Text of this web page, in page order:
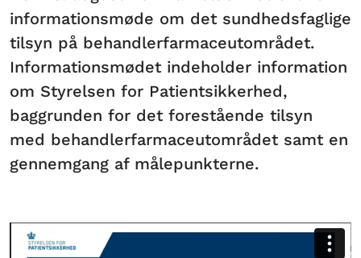
informationsmøde om det sundhedsfaglige
tilsyn på behandlerfarmaceutområdet.
Informationsmødet indeholder information
om Styrelsen for Patientsikkerhed,
baggrunden for det forestående tilsyn
med behandlerfarmaceutområdet samt en
gennemgang af målepunkterne.